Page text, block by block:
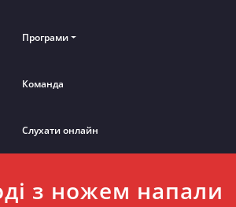
Програми
Команда
Слухати онлайн
з ножем напали